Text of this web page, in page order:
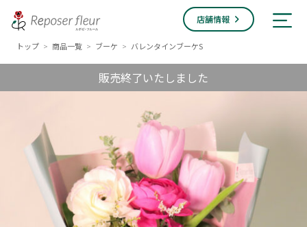
店舗情報
トップ > 商品一覧 > ブーケ > バレンタインブーケS
販売終了いたしました